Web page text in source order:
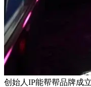
创始人IP能帮帮品牌成